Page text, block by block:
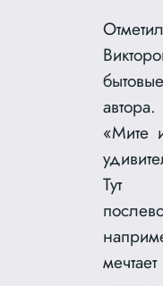
«Мите
Тут